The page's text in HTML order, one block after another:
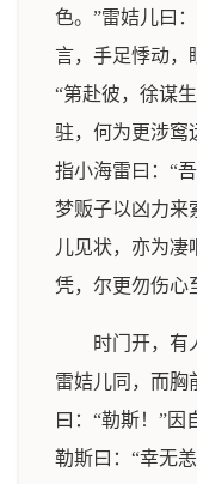
色。”雷姞儿曰
言，手足悸动，
“第赴彼，徐谋
驻，何为更涉窎
指小海雷曰：“
梦贩子以凶力来
儿见状，亦为凄
凭，尔更勿伤心
时门开，有
雷姞儿同，而胸
曰：“勒斯！”因
勒斯曰：“幸无